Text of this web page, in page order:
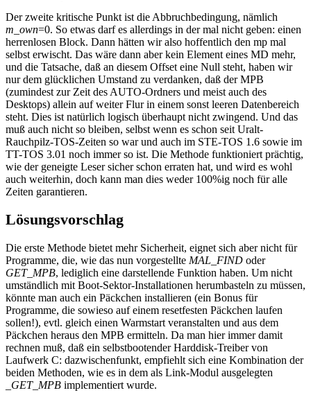
Der zweite kritische Punkt ist die Abbruchbedingung, nämlich
m_own=0. So etwas darf es allerdings in der mal nicht geben: einen
herrenlosen Block. Dann hätten wir also hoffentlich den mp mal
selbst erwischt. Das wäre dann aber kein Element eines MD mehr,
und die Tatsache, daß an diesem Offset eine Null steht, haben wir
nur dem glücklichen Umstand zu verdanken, daß der MPB
(zumindest zur Zeit des AUTO-Ordners und meist auch des
Desktops) allein auf weiter Flur in einem sonst leeren Datenbereich
steht. Dies ist natürlich logisch überhaupt nicht zwingend. Und das
muß auch nicht so bleiben, selbst wenn es schon seit Uralt-
Rauchpilz-TOS-Zeiten so war und auch im STE-TOS 1.6 sowie im
TT-TOS 3.01 noch immer so ist. Die Methode funktioniert prächtig,
wie der geneigte Leser sicher schon erraten hat, und wird es wohl
auch weiterhin, doch kann man dies weder 100%ig noch für alle
Zeiten garantieren.
Lösungsvorschlag
Die erste Methode bietet mehr Sicherheit, eignet sich aber nicht für
Programme, die, wie das nun vorgestellte MAL_FIND oder
GET_MPB, lediglich eine darstellende Funktion haben. Um nicht
umständlich mit Boot-Sektor-Installationen herumbasteln zu müssen,
könnte man auch ein Päckchen installieren (ein Bonus für
Programme, die sowieso auf einem resetfesten Päckchen laufen
sollen!), evtl. gleich einen Warmstart veranstalten und aus dem
Päckchen heraus den MPB ermitteln. Da man hier immer damit
rechnen muß, daß ein selbstbootender Harddisk-Treiber von
Laufwerk C: dazwischenfunkt, empfiehlt sich eine Kombination der
beiden Methoden, wie es in dem als Link-Modul ausgelegten
_GET_MPB implementiert wurde.